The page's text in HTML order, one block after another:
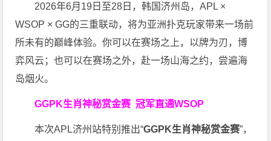
2026年6月19日至28日，韩国济州岛，APL ×
WSOP × GG的三重联动，将为亚洲扑克玩家带来一场前
所未有的巅峰体验。你可以在赛场之上，以牌为刃，博
弈风云；也可以在赛场之外，赴一场山海之约，尝遍海
岛烟火。
GGPK生肖神秘赏金赛冠军直通WSOP
本次APL济州站特别推出“GGPK生肖神秘赏金赛”，